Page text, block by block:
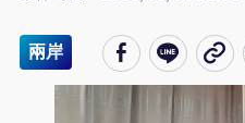
兩岸